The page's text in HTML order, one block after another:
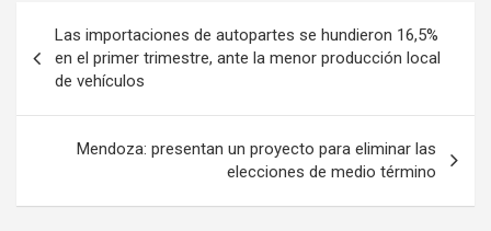
de
entradas
Las importaciones de autopartes se hundieron 16,5%
en el primer trimestre, ante la menor producción local
de vehículos
Mendoza: presentan un proyecto para eliminar las
elecciones de medio término